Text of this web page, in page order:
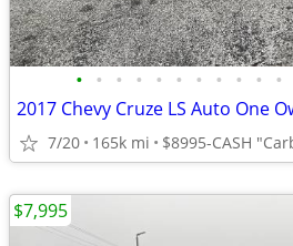
• • • • • • • • • • •
7/20 165k mi $8995-CASH
$7,995